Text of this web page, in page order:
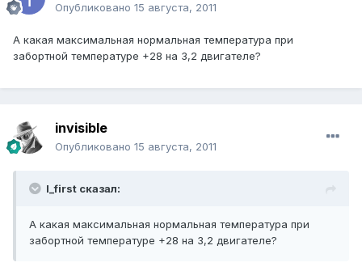
Опубликовано 15 августа, 2011
А какая максимальная нормальная температура при
забортной температуре +28 на 3,2 двигателе?
invisible
Опубликовано 15 августа, 2011
I_first сказал:
А какая максимальная нормальная температура при
забортной температуре +28 на 3,2 двигателе?